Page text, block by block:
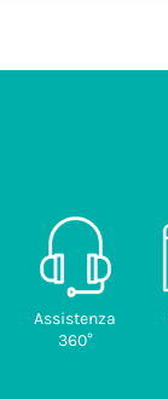
Assistenza
360°